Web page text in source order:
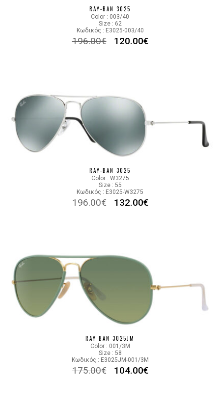
RAY-BAN 3025
Color : 003/40
Size : 62
Κωδικός : E3025-003/40
196.00€ 120.00€
RAY-BAN 3025
Color : W3275
Size : 55
Κωδικός : E3025-W3275
196.00€ 132.00€
RAY-BAN 3025JM
Color : 001/3M
Size : 58
Κωδικός : E3025JM-001/3M
175.00€ 104.00€